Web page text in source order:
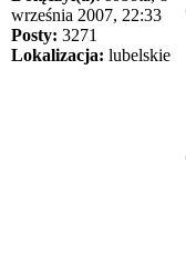
września 2007, 22:33
Posty: 3271
Lokalizacja: lubelskie